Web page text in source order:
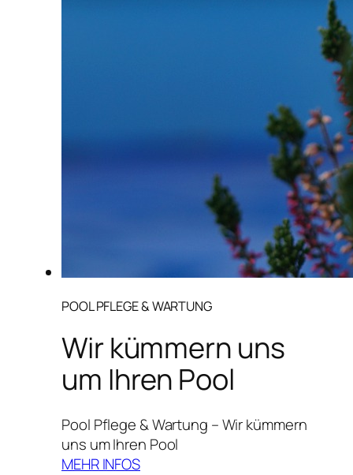
POOL PFLEGE & WARTUNG
Wir kümmern uns
um Ihren Pool
Pool Pflege & Wartung – Wir kümmern
uns um Ihren Pool
MEHR INFOS